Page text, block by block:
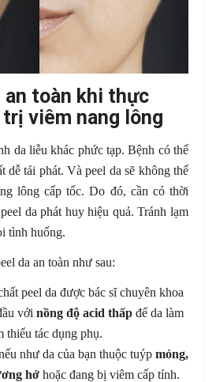
toàn khi thực
viêm nang lông
da liễu khác phức tạp. Bệnh có thể
dễ tái phát. Và peel da sẽ không thể
lông cấp tốc. Do đó, cần có thời
da phát huy hiệu quả. Tránh lạm
tình huống.
da an toàn như sau:
peel da được bác sĩ chuyên khoa
với nồng độ acid thấp để da làm
thiểu tác dụng phụ.
như da của bạn thuộc tuýp mỏng,
hở hoặc đang bị viêm cấp tính.